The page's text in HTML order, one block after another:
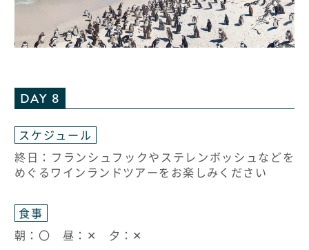
DAY 8
スケジュール
終日：フランシュフックやステレンボッシュなどを
めぐるワインランドツアーをお楽しみください
食事
朝：〇 昼：✕ 夕：✕